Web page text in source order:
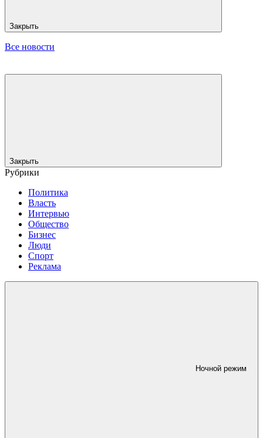
Закрыть
Все новости
Закрыть
Рубрики
Политика
Власть
Интервью
Общество
Бизнес
Люди
Спорт
Реклама
Ночной режим